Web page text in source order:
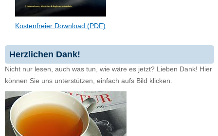
Kostenfreier Download (PDF)
Herzlichen Dank!
Nicht nur lesen, auch was tun, wie wäre es jetzt? Lieben Dank! Hier
können Sie uns unterstützen, einfach aufs Bild klicken.